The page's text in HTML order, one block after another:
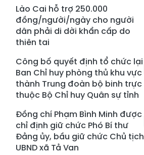
Lào Cai hỗ trợ 250.000
đồng/người/ngày cho người
dân phải di dời khẩn cấp do
thiên tai
Công bố quyết định tổ chức lại
Ban Chỉ huy phòng thủ khu vực
thành Trung đoàn bộ binh trực
thuộc Bộ Chỉ huy Quân sự tỉnh
Đồng chí Phạm Bình Minh được
chỉ định giữ chức Phó Bí thư
Đảng ủy, bầu giữ chức Chủ tịch
UBND xã Tả Van